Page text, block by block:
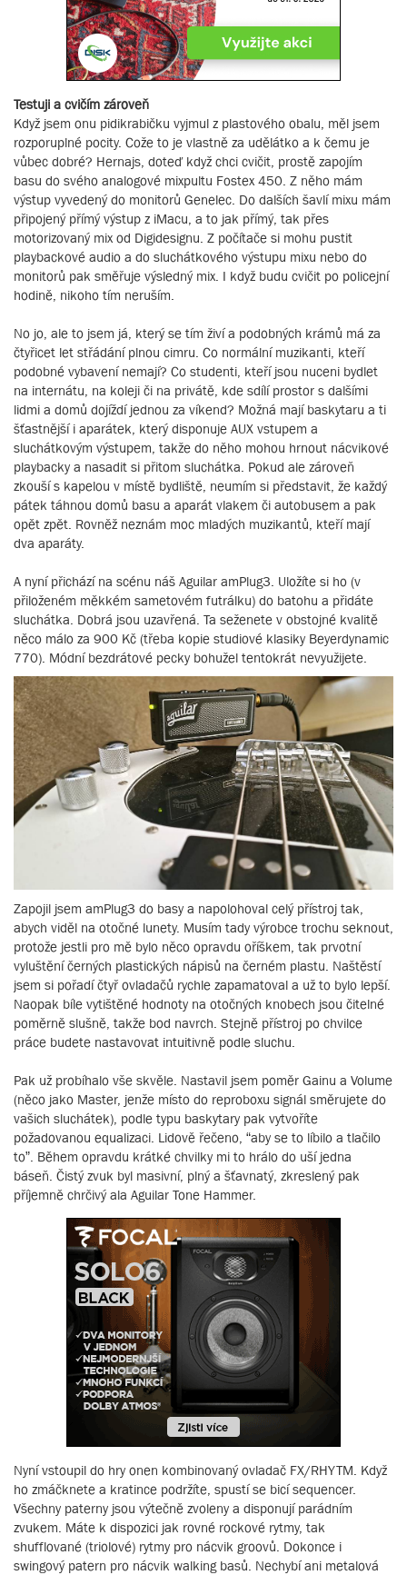
Testuji a cvičím zároveň
Když jsem onu pidikrabičku vyjmul z plastového obalu, měl jsem
rozporuplné pocity. Cože to je vlastně za udělátko a k čemu je
vůbec dobré? Hernajs, doteď když chci cvičit, prostě zapojím
basu do svého analogové mixpultu Fostex 450. Z něho mám
výstup vyvedený do monitorů Genelec. Do dalších šavlí mixu mám
připojený přímý výstup z iMacu, a to jak přímý, tak přes
motorizovaný mix od Digidesignu. Z počítače si mohu pustit
playbackové audio a do sluchátkového výstupu mixu nebo do
monitorů pak směřuje výsledný mix. I když budu cvičit po policejní
hodině, nikoho tím neruším.
No jo, ale to jsem já, který se tím živí a podobných krámů má za
čtyřicet let střádání plnou cimru. Co normální muzikanti, kteří
podobné vybavení nemají? Co studenti, kteří jsou nuceni bydlet
na internátu, na koleji či na privátě, kde sdílí prostor s dalšími
lidmi a domů dojíždí jednou za víkend? Možná mají baskytaru a ti
šťastnější i aparátek, který disponuje AUX vstupem a
sluchátkovým výstupem, takže do něho mohou hrnout nácvikové
playbacky a nasadit si přitom sluchátka. Pokud ale zároveň
zkouší s kapelou v místě bydliště, neumím si představit, že každý
pátek táhnou domů basu a aparát vlakem či autobusem a pak
opět zpět. Rovněž neznám moc mladých muzikantů, kteří mají
dva aparáty.
A nyní přichází na scénu náš Aguilar amPlug3. Uložíte si ho (v
přiloženém měkkém sametovém futrálku) do batohu a přidáte
sluchátka. Dobrá jsou uzavřená. Ta seženete v obstojné kvalitě
něco málo za 900 Kč (třeba kopie studiové klasiky Beyerdynamic
770). Módní bezdrátové pecky bohužel tentokrát nevyužijete.
Zapojil jsem amPlug3 do basy a napolohoval celý přístroj tak,
abych viděl na otočné lunety. Musím tady výrobce trochu seknout,
protože jestli pro mě bylo něco opravdu oříškem, tak prvotní
vyluštění černých plastických nápisů na černém plastu. Naštěstí
jsem si pořadí čtyř ovladačů rychle zapamatoval a už to bylo lepší.
Naopak bíle vytištěné hodnoty na otočných knobech jsou čitelné
poměrně slušně, takže bod navrch. Stejně přístroj po chvilce
práce budete nastavovat intuitivně podle sluchu.
Pak už probíhalo vše skvěle. Nastavil jsem poměr Gainu a Volume
(něco jako Master, jenže místo do reproboxu signál směrujete do
vašich sluchátek), podle typu baskytary pak vytvoříte
požadovanou equalizaci. Lidově řečeno, “aby se to líbilo a tlačilo
to”. Během opravdu krátké chvilky mi to hrálo do uší jedna
báseň. Čistý zvuk byl masivní, plný a šťavnatý, zkreslený pak
příjemně chrčivý ala Aguilar Tone Hammer.
Nyní vstoupil do hry onen kombinovaný ovladač FX/RHYTM. Když
ho zmáčknete a kratince podržíte, spustí se bicí sequencer.
Všechny paterny jsou výtečně zvoleny a disponují parádním
zvukem. Máte k dispozici jak rovné rockové rytmy, tak
shufflované (triolové) rytmy pro nácvik groovů. Dokonce i
swingový patern pro nácvik walking basů. Nechybí ani metalová